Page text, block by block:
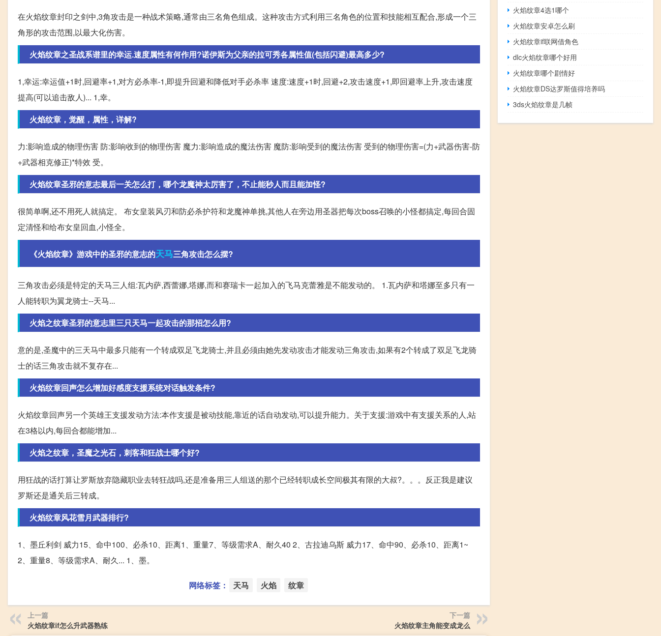
在火焰纹章封印之剑中,3角攻击是一种战术策略,通常由三名角色组成。这种攻击方式利用三名角色的位置和技能相互配合,形成一个三
角形的攻击范围,以最大化伤害。
火焰纹章之圣战系谱里的幸运.速度属性有何作用?诺伊斯为父亲的拉可秀各属性值(包括闪避)最高多少?
1,幸运:幸运值+1时,回避率+1,对方必杀率-1,即提升回避和降低对手必杀率 速度:速度+1时,回避+2,攻击速度+1,即回避率上升,攻击速度
提高(可以追击敌人)... 1,幸。
火焰纹章，觉醒，属性，详解?
力:影响造成的物理伤害 防:影响收到的物理伤害 魔力:影响造成的魔法伤害 魔防:影响受到的魔法伤害 受到的物理伤害=(力+武器伤害-防
+武器相克修正)*特效 受。
火焰纹章圣邪的意志最后一关怎么打，哪个龙魔神太厉害了，不止能秒人而且能加怪?
很简单啊,还不用死人就搞定。 布女皇装风刃和防必杀护符和龙魔神单挑,其他人在旁边用圣器把每次boss召唤的小怪都搞定,每回合固
定清怪和给布女皇回血,小怪全。
《火焰纹章》游戏中的圣邪的意志的天马三角攻击怎么摆?
三角攻击必须是特定的天马三人组:瓦内萨,西蕾娜,塔娜,而和赛瑞卡一起加入的飞马克蕾雅是不能发动的。 1.瓦内萨和塔娜至多只有一
人能转职为翼龙骑士--天马...
火焰之纹章圣邪的意志里三只天马一起攻击的那招怎么用?
意的是,圣魔中的三天马中最多只能有一个转成双足飞龙骑士,并且必须由她先发动攻击才能发动三角攻击,如果有2个转成了双足飞龙骑
士的话三角攻击就不复存在...
火焰纹章回声怎么增加好感度支援系统对话触发条件?
火焰纹章回声另一个英雄王支援发动方法:本作支援是被动技能,靠近的话自动发动,可以提升能力。关于支援:游戏中有支援关系的人,站
在3格以内,每回合都能增加...
火焰之纹章，圣魔之光石，刺客和狂战士哪个好?
用狂战的话打算让罗斯放弃隐藏职业去转狂战吗,还是准备用三人组送的那个已经转职成长空间极其有限的大叔?。。。反正我是建议
罗斯还是通关后三转成。
火焰纹章风花雪月武器排行?
1、墨丘利剑 威力15、命中100、必杀10、距离1、重量7、等级需求A、耐久40 2、古拉迪乌斯 威力17、命中90、必杀10、距离1~
2、重量8、等级需求A、耐久... 1、墨。
网络标签： 天马 火焰 纹章
上一篇
火焰纹章if怎么升武器熟练
下一篇
火焰纹章主角能变成龙么
火焰纹章4选1哪个
火焰纹章安卓怎么刷
火焰纹章if联网借角色
dlc火焰纹章哪个好用
火焰纹章哪个剧情好
火焰纹章DS达罗斯值得培养吗
3ds火焰纹章是几帧